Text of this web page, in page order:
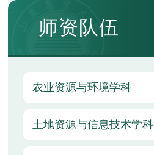
师资队伍
农业资源与环境学科
土地资源与信息技术学科